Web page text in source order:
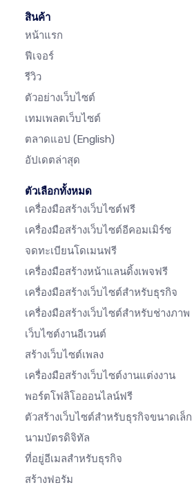
สินค้า
หน้าแรก
ฟีเจอร์
รีวิว
ตัวอย่างเว็บไซต์
เทมเพลตเว็บไซต์
ตลาดแอป (English)
อัปเดตล่าสุด
ตัวเลือกทั้งหมด
เครื่องมือสร้างเว็บไซต์ฟรี
เครื่องมือสร้างเว็บไซต์อีคอมเมิร์ซ
จดทะเบียนโดเมนฟรี
เครื่องมือสร้างหน้าแลนดิ้งเพจฟรี
เครื่องมือสร้างเว็บไซต์สำหรับธุรกิจ
เครื่องมือสร้างเว็บไซต์สำหรับช่างภาพ
เว็บไซต์งานอีเวนต์
สร้างเว็บไซต์เพลง
เครื่องมือสร้างเว็บไซต์งานแต่งงาน
พอร์ตโฟลิโอออนไลน์ฟรี
ตัวสร้างเว็บไซต์สำหรับธุรกิจขนาดเล็ก
นามบัตรดิจิทัล
ที่อยู่อีเมลสำหรับธุรกิจ
สร้างฟอรัม